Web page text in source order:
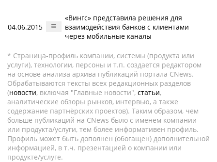
04.06.2015
«Вингс» представила решения для
взаимодействия банков с клиентами
через мобильные каналы
* Страница-профиль компании, системы (продукта или
услуги), технологии, персоны и т.п. создается редактором
на основе анализа архива публикаций портала CNews.
Обрабатываются тексты всех редакционных разделов
(новости, включая "Главные новости", статьи,
аналитические обзоры рынков, интервью, а также
содержание партнёрских проектов). Таким образом, чем
больше публикаций на CNews было с именем компании
или продукта/услуги, тем более информативен профиль.
Профиль может быть дополнен (обогащен) дополнительной
информацией, в т.ч. презентацией о компании или
продукте/услуге.